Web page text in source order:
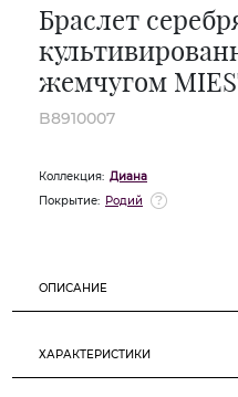
Браслет
жемчугом
B8910007
Коллекция: Диана
Покрытие: Родий
ОПИСАНИЕ
ХАРАКТЕРИСТИКИ